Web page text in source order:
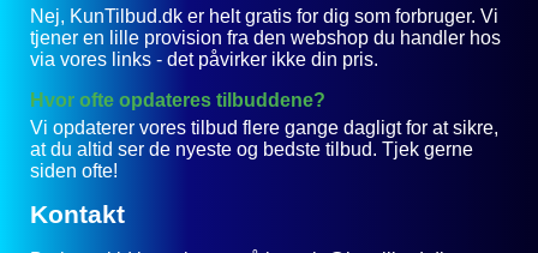
Nej, KunTilbud.dk er helt gratis for dig som forbruger. Vi
tjener en lille provision fra den webshop du handler hos
via vores links - det påvirker ikke din pris.
Hvor ofte opdateres tilbuddene?
Vi opdaterer vores tilbud flere gange dagligt for at sikre,
at du altid ser de nyeste og bedste tilbud. Tjek gerne
siden ofte!
Kontakt